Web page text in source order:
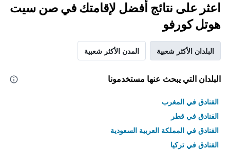
اعثر على نتائج أفضل لإقامتك في صن سيت
هوتل كورفو
البلدان الأكثر شعبية المدن الأكثر شعبية
البلدان التي يبحث عنها مستخدمونا
الفنادق في المغرب
الفنادق في قطر
الفنادق في المملكة العربية السعودية
الفنادق في تركيا